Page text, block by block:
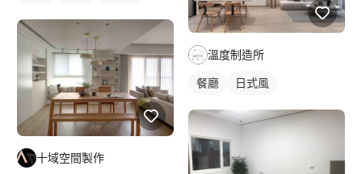
十域空間製作
溫度制造所
餐廳 日式風